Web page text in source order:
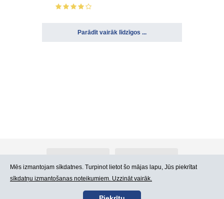
Parādīt vairāk līdzīgos ...
Kontakti Lietošanas noteikumi
Mēs izmantojam sīkdatnes. Turpinot lietot šo mājas lapu, Jūs piekrītat
sīkdatņu izmantošanas noteikumiem. Uzzināt vairāk.